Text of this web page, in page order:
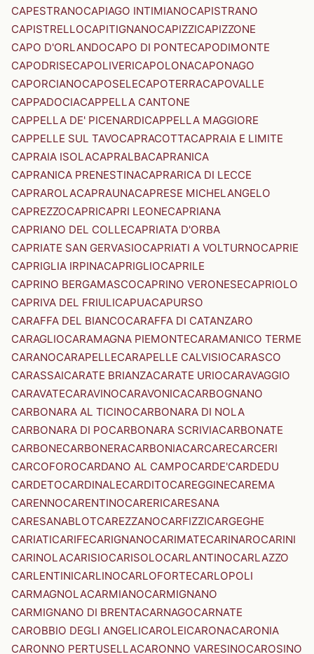
CAPESTRANOCAPIAGO INTIMIANOCAPISTRANO
CAPISTRELLOCAPITIGNANOCAPIZZICAPIZZONE
CAPO D'ORLANDOCAPO DI PONTECAPODIMONTE
CAPODRISECAPOLIVERICAPOLONACAPONAGO
CAPORCIANOCAPOSELECAPOTERRACAPOVALLE
CAPPADOCIACAPPELLA CANTONE
CAPPELLA DE' PICENARDICAPPELLA MAGGIORE
CAPPELLE SUL TAVOCAPRACOTTACAPRAIA E LIMITE
CAPRAIA ISOLACAPRALBACAPRANICA
CAPRANICA PRENESTINACAPRARICA DI LECCE
CAPRAROLACAPRAUNACAPRESE MICHELANGELO
CAPREZZOCAPRICAPRI LEONECAPRIANA
CAPRIANO DEL COLLECAPRIATA D'ORBA
CAPRIATE SAN GERVASIOCAPRIATI A VOLTURNOCAPRIE
CAPRIGLIA IRPINACAPRIGLIOCAPRILE
CAPRINO BERGAMASCOCAPRINO VERONESECAPRIOLO
CAPRIVA DEL FRIULICAPUACAPURSO
CARAFFA DEL BIANCOCARAFFA DI CATANZARO
CARAGLIOCARAMAGNA PIEMONTECARAMANICO TERME
CARANOCARAPELLECARAPELLE CALVISIOCARASCO
CARASSAICARATE BRIANZACARATE URIOCARAVAGGIO
CARAVATECARAVINOCARAVONICACARBOGNANO
CARBONARA AL TICINOCARBONARA DI NOLA
CARBONARA DI POCARBONARA SCRIVIACARBONATE
CARBONECARBONERACARBONIACARCARECARCERI
CARCOFOROCARDANO AL CAMPOCARDE'CARDEDU
CARDETOCARDINALECARDITOCAREGGINECAREMA
CARENNOCARENTINOCARERICARESANA
CARESANABLOTCAREZZANOCARFIZZICARGEGHE
CARIATICARIFECARIGNANOCARIMATECARINAROCARINI
CARINOLACARISIOCARISOLOCARLANTINOCARLAZZO
CARLENTINICARLINOCARLOFORTECARLOPOLI
CARMAGNOLACARMIANOCARMIGNANO
CARMIGNANO DI BRENTACARNAGOCARNATE
CAROBBIO DEGLI ANGELICAROLEICARONACARONIA
CARONNO PERTUSELLACARONNO VARESINOCAROSINO